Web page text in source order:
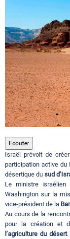
Circuits
Tourisme
Régions
Hotels
Evenements
Contact
Ecouter
Israël prévoit de
participation active du
désertique du sud
Le ministre israélien
Washington sur la
vice-président de la
Au cours de la
pour la création et
l’agriculture du désert.